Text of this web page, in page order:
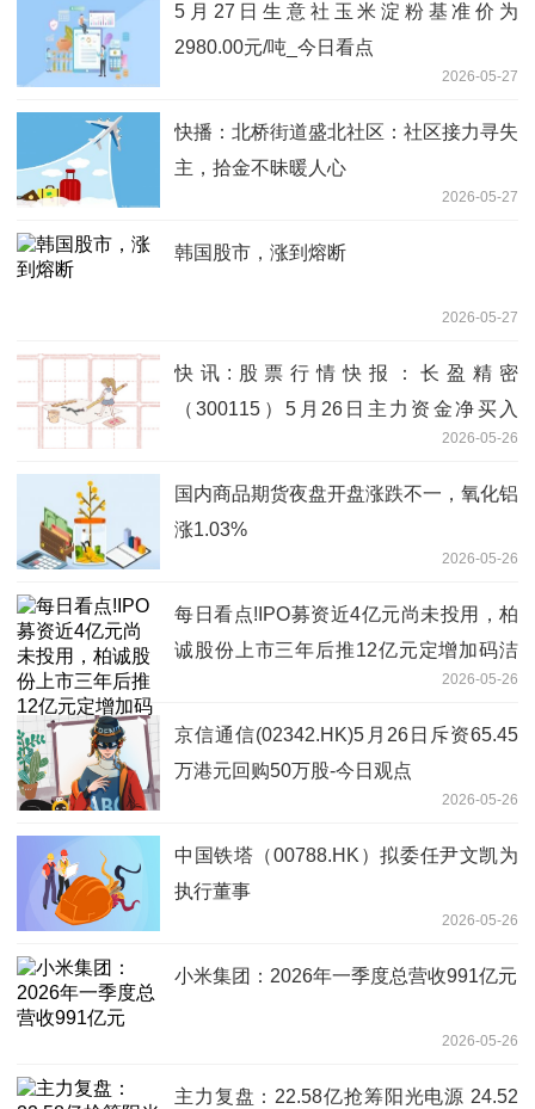
5月27日生意社玉米淀粉基准价为
2980.00元/吨_今日看点
2026-05-27
快播：北桥街道盛北社区：社区接力寻失
主，拾金不昧暖人心
2026-05-27
韩国股市，涨到熔断
2026-05-27
快讯:股票行情快报：长盈精密
（300115）5月26日主力资金净买入
2026-05-26
国内商品期货夜盘开盘涨跌不一，氧化铝
涨1.03%
2026-05-26
每日看点!IPO募资近4亿元尚未投用，柏
诚股份上市三年后推12亿元定增加码洁
净室等项目 净利润已连续三年下滑2026-05-26
京信通信(02342.HK)5月26日斥资65.45
万港元回购50万股-今日观点
2026-05-26
中国铁塔（00788.HK）拟委任尹文凯为
执行董事
2026-05-26
小米集团：2026年一季度总营收991亿元
2026-05-26
主力复盘：22.58亿抢筹阳光电源 24.52